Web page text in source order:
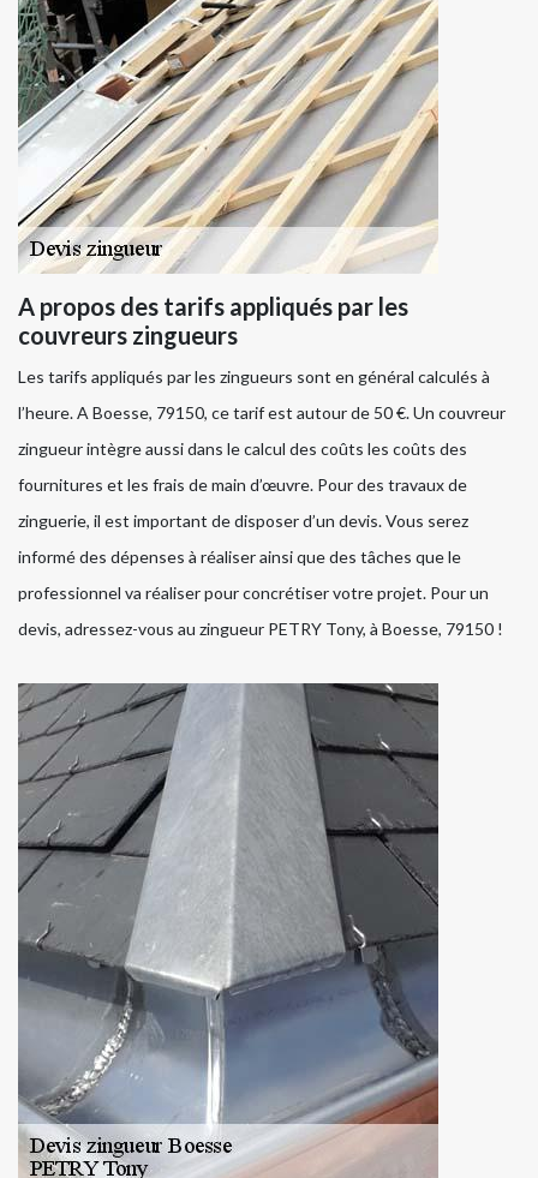
A propos des tarifs appliqués par les
couvreurs zingueurs
Les tarifs appliqués par les zingueurs sont en général calculés à
l’heure. A Boesse, 79150, ce tarif est autour de 50 €. Un couvreur
zingueur intègre aussi dans le calcul des coûts les coûts des
fournitures et les frais de main d’œuvre. Pour des travaux de
zinguerie, il est important de disposer d’un devis. Vous serez
informé des dépenses à réaliser ainsi que des tâches que le
professionnel va réaliser pour concrétiser votre projet. Pour un
devis, adressez-vous au zingueur PETRY Tony, à Boesse, 79150 !